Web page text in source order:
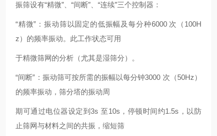
振筛设有“精微”、“间断”、“连续”三个控制器：
“精微”：振动筛以固定的低振幅及每分种6000 次（100H
z）的频率振动。此工作状态可用
于精微筛网的分析（尤其是湿筛分）。
“间断”：振动筛可按所需的振幅以每分钟3000 次（50Hz）
的频率振动，筛分塔的振动周
期可通过电位器设定到3s 至10s，停顿时间约1.5s，以防
止筛网与材料之间的共振，缩短筛